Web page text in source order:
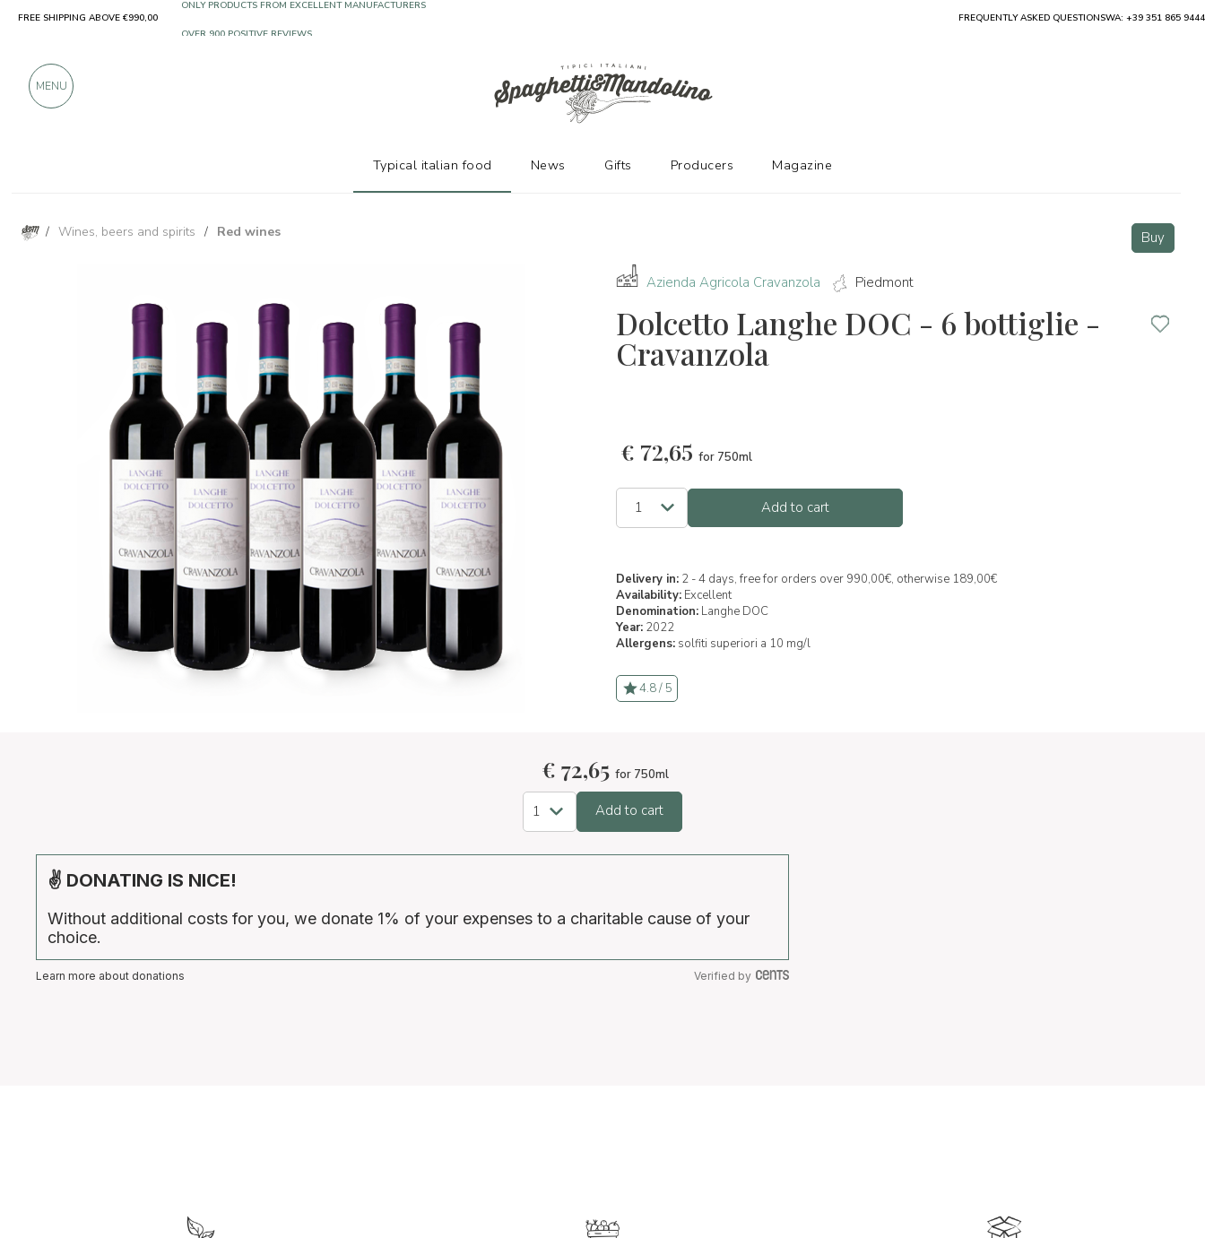
/ Wines, beers and spirits / Red wines Buy
Azienda Agricola Cravanzola Piedmont
Dolcetto Langhe DOC - 6 bottiglie -
Cravanzola
€ 72,65 for 750ml
Add to cart
Delivery in: 2 - 4 days, free for orders over 990,00€, otherwise 189,00€
Availability: Excellent
Denomination: Langhe DOC
Year: 2022
Allergens: solfiti superiori a 10 mg/l
4.8 / 5
€ 72,65 for 750ml
Add to cart
✌ DONATING IS NICE!
Without additional costs for you, we donate 1% of your expenses to a charitable cause of your
choice.
Learn more about donations Verified by
FREE SHIPPING ABOVE €990,00 FREQUENTLY ASKED QUESTIONSWA: +39 351 865 9444
MENU
Typical italian food News Gifts Producers Magazine